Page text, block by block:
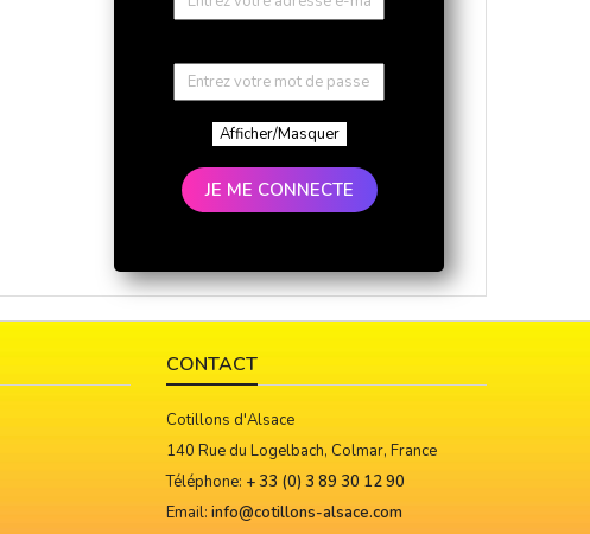
Afficher/Masquer
JE ME CONNECTE
CONTACT
Cotillons d'Alsace
140 Rue du Logelbach, Colmar, France
Téléphone: + 33 (0) 3 89 30 12 90
Email: info@cotillons-alsace.com